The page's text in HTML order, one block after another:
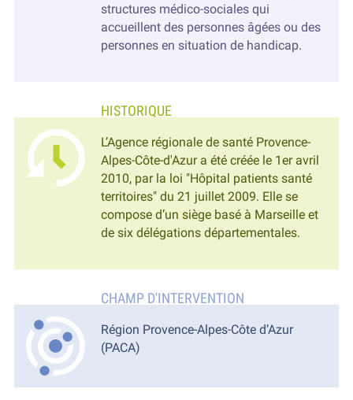
structures médico-sociales qui
accueillent des personnes âgées ou des
personnes en situation de handicap.
L’Agence régionale de santé Provence-
Alpes-Côte-d'Azur a été créée le 1er avril
2010, par la loi "Hôpital patients santé
territoires" du 21 juillet 2009. Elle se
compose d’un siège basé à Marseille et
de six délégations départementales.
Région Provence-Alpes-Côte d’Azur
(PACA)